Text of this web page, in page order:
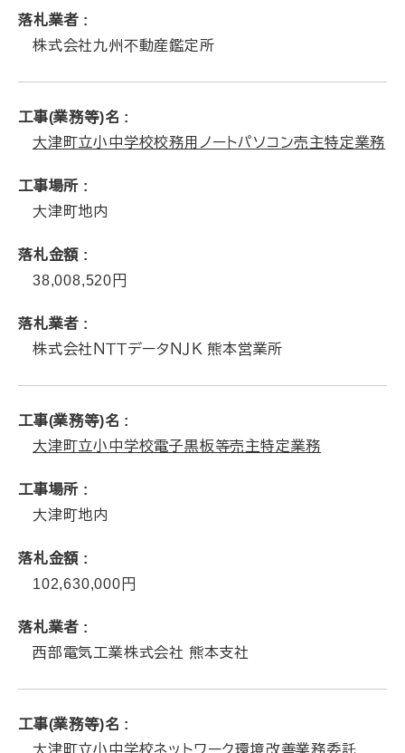
落札業者
株式会社九州不動産鑑定所
工事(業務等)名
大津町立小中学校校務用ノートパソコン売主特定業務
工事場所
大津町地内
落札金額
38,008,520
落札業者
株式会社ＮＴＴデータＮＪＫ 熊本営業所
工事(業務等)名
大津町立小中学校電子黒板等売主特定業務
工事場所
大津町地内
落札金額
102,630,000
落札業者
西部電気工業株式会社 熊本支社
工事(業務等)名
大津町立小中学校ネットワーク環境改善業務委託